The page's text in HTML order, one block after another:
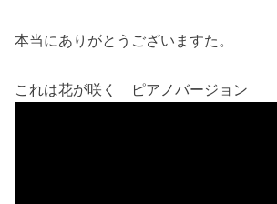
本当にありがとうございますた。
これは花が咲く ピアノバージョン